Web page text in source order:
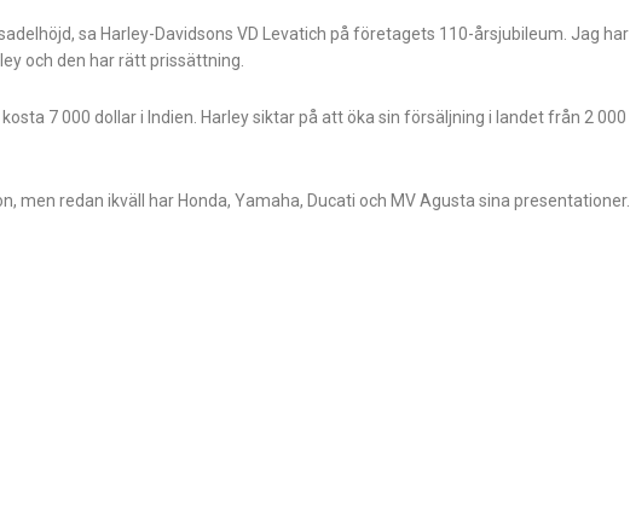
sa Harley-Davidsons VD Levatich på företagets 110-årsjubileum. Jag har
och den har rätt prissättning.
7 000 dollar i Indien. Harley siktar på att öka sin försäljning i landet från 2 000
men redan ikväll har Honda, Yamaha, Ducati och MV Agusta sina presentationer.